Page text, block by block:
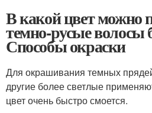
В какой цвет можно
темно-русые волосы
Способы окраски
Для окрашивания темных
другие более светлые
цвет очень быстро смоется.